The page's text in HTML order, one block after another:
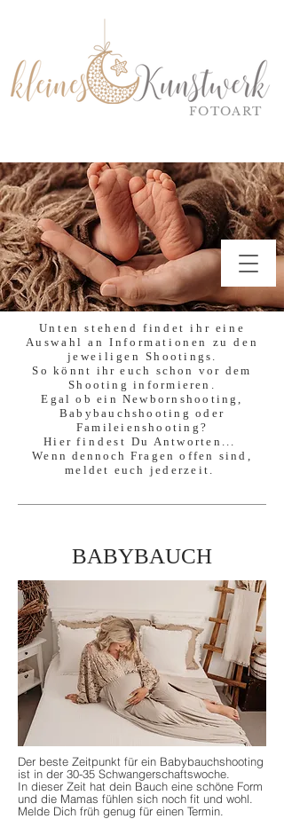
FOTOART
Unten stehend findet ihr eine
Auswahl an Informationen zu den
jeweiligenShootings.
So könnt ihr euch schon vor dem
Shooting informieren.
Egal ob ein Newbornshooting,
Babybauchshooting oder
Famileienshooting?
Hierfindest Du Antworten...
Wenndennoch Fragen offen sind,
meldet euch jederzeit.
BABYBAUCH
Der beste Zeitpunkt für ein Babybauchshooting
ist in der 30-35 Schwangerschaftswoche.
In dieser Zeit hat dein Bauch eine schöne Form
und die Mamas fühlen sich noch fit und wohl.
Melde Dich früh genug für einen Termin.